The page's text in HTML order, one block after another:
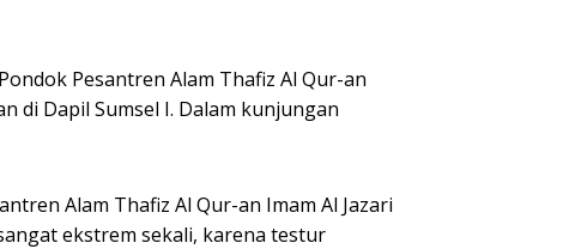
Pesantren Alam Thafiz Al Qur-an
di Dapil Sumsel I. Dalam kunjungan
Alam Thafiz Al Qur-an Imam Al Jazari
ekstrem sekali, karena testur